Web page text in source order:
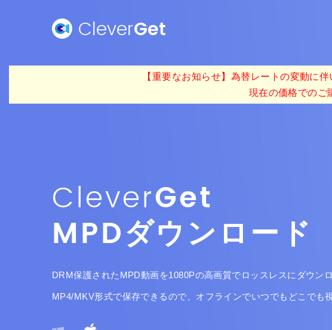
CleverGet
【重要なお知らせ】為替レートの変動に
現在の価格でのご
CleverGet
MPDダウンロード
DRM保護されたMPD動画を1080Pの高画質でロッスレスにダウンロ
MP4/MKV形式で保存できるので、オフラインでいつでもどこでも